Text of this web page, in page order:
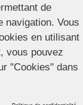
du Film
couvre-feu, dans
Bibliothèque et
de
navigation. Vous
en utilisant
vous pouvez
"Cookies" dans